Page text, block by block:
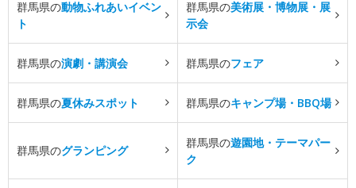
群馬県の動物ふれあいイベン
ト
群馬県の美術展・博物展・展
示会
群馬県の演劇・講演会 群馬県のフェア
群馬県の夏休みスポット 群馬県のキャンプ場・BBQ場
群馬県のグランピング
群馬県の遊園地・テーマパー
ク